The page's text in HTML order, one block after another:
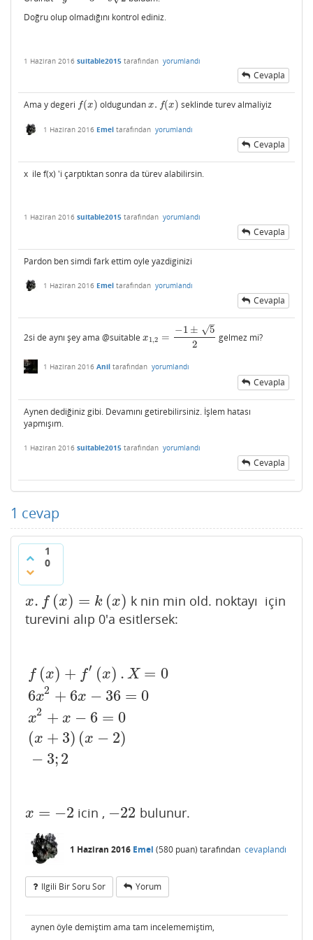
Doğru olup olmadığını kontrol ediniz.
1 Haziran 2016 suitable2015 tarafından yorumlandı
Cevapla
Ama y degeri f(x)
f(x) oldugundanx. f(x)
x.f x) seklinde turev almaliyiz
1 Haziran 2016 Emel tarafından yorumlandı
Cevapla
x ile f(x) 'i çarptıktan sonra da türev alabilirsin.
1 Haziran 2016 suitable2015 tarafından yorumlandı
Cevapla
Pardon ben simdi fark ettim oyle yazdiginizi
1 Haziran 2016 Emel tarafından yorumlandı
Cevapla
2si de aynı şey ama @suitable x1,2 =
−1 ± 5
–
√
2
x1,2 =−1 ±52 gelmez mi?
1 Haziran 2016 Anil tarafından yorumlandı
Cevapla
Aynen dediğiniz gibi. Devamını getirebilirsiniz. İşlem hatası
yapmışım.
1 Haziran 2016 suitable2015 tarafından yorumlandı
Cevapla
1 cevap
1
0
x. f (x) = k (x)
x.f x) =k(x
k nin min old. noktayı için
turevini alıp 0'a esitlersek:
f (x) + f′ (x) . X = 0
6x2 + 6x − 36 = 0
x2 + x − 6 = 0
(x + 3) (x − 2)
− 3;2
f(x) +f′( x). X= 06 x2 +6
x = −2
x= −2 icin , −22
−22 bulunur.
1 Haziran 2016 Emel (580 puan) tarafından cevaplandı
Ilgili Bir Soru Sor Yorum
aynen öyle demiştim ama tam incelememiştim,